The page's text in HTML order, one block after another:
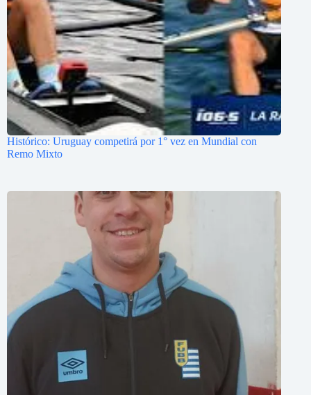
Histórico: Uruguay competirá por 1° vez en Mundial con
Remo Mixto